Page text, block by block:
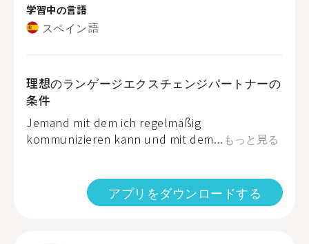
学習中の言語
スペイン語
理想のランゲージエクスチェンジパートナーの
条件
Jemand mit dem ich regelmäßig
kommunizieren kann und mit dem... もっと見る
アプリをダウンロードする